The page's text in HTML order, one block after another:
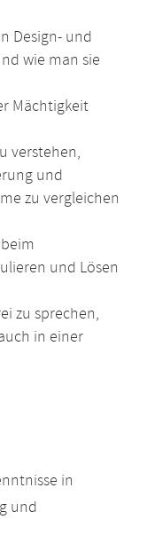
Design- und
wie man sie
Mächtigkeit
verstehen,
und
zu vergleichen
und Lösen
zu sprechen,
in einer
in
und